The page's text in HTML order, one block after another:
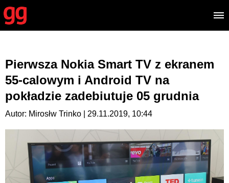
Pierwsza Nokia Smart TV z ekranem
55-calowym i Android TV na
pokładzie zadebiutuje 05 grudnia
Autor: Mirosłw Trinko | 29.11.2019, 10:44